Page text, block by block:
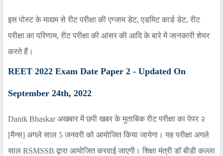
इस पोस्ट के माद्यम से रीट परीक्षा की एग्जाम डेट, एडमिट कार्ड डेट, रीट
परीक्षा का परिणाम, रीट परीक्षा की आंसर की आदि के बारे में जानकारी शेयर
करते हैं।
REET 2022 Exam Date Paper 2 - Updated On
September 24th, 2022
Danik Bhaskarअखबार में छपी खबर के मुताबिक रीट परीक्षा का पेपर २
[मैन्स] अगले साल 5 जनवरी को आयोजित किया जायेगा। यह परीक्षा अगले
साल RSMSSB द्वारा आयोजित करवाई जाएगी। शिक्षा मंत्री डॉ बीडी कल्ला